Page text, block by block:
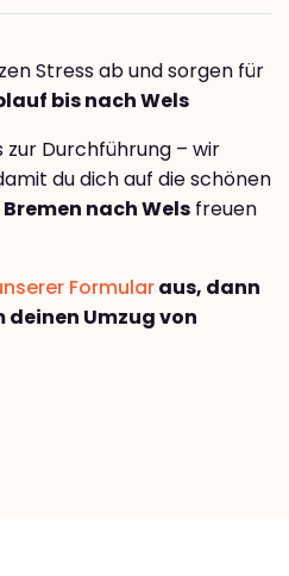
Stress ab und sorgen für
bis nach Wels
Durchführung – wir
du dich auf die schönen
nach Wels freuen
Formularaus, dann
Umzug von